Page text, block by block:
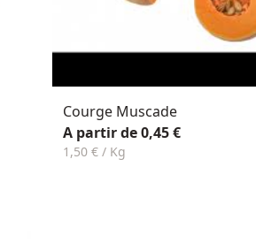
Courge Muscade
A partir de 0,45 €
1,50 € / Kg